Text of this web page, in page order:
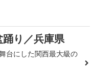
り／兵庫県
台にした関西最大級の